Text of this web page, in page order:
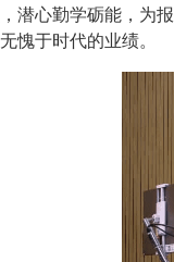
潜心勤学砺能，为
愧于时代的业绩。